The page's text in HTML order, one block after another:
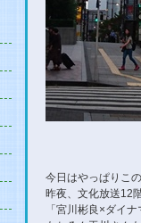
今日はやっぱりこの
昨夜、文化放送12
「宮川彬良×ダイ